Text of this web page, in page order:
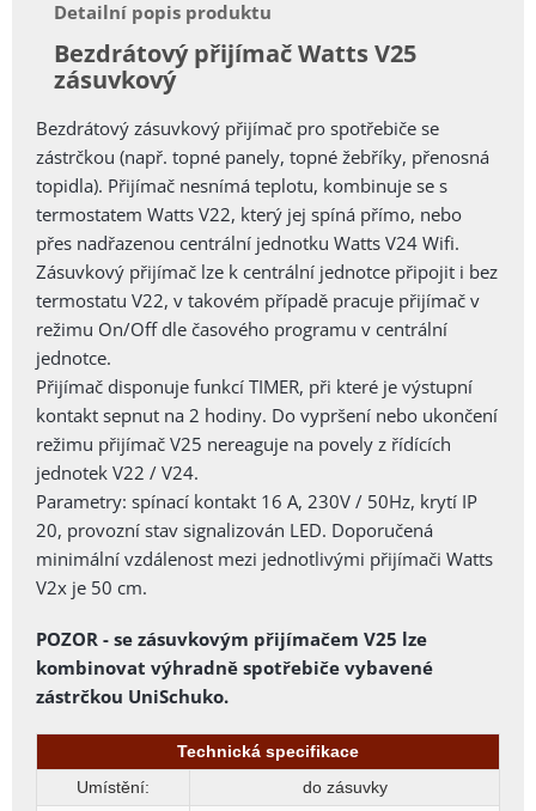
Detailní popis produktu
Bezdrátový přijímač Watts V25
zásuvkový
Bezdrátový zásuvkový přijímač pro spotřebiče se
zástrčkou (např. topné panely, topné žebříky, přenosná
topidla). Přijímač nesnímá teplotu, kombinuje se s
termostatem Watts V22, který jej spíná přímo, nebo
přes nadřazenou centrální jednotku Watts V24 Wifi.
Zásuvkový přijímač lze k centrální jednotce připojit i bez
termostatu V22, v takovém případě pracuje přijímač v
režimu On/Off dle časového programu v centrální
jednotce.
Přijímač disponuje funkcí TIMER, při které je výstupní
kontakt sepnut na 2 hodiny. Do vypršení nebo ukončení
režimu přijímač V25 nereaguje na povely z řídících
jednotek V22 / V24.
Parametry: spínací kontakt 16 A, 230V / 50Hz, krytí IP
20, provozní stav signalizován LED. Doporučená
minimální vzdálenost mezi jednotlivými přijímači Watts
V2x je 50 cm.
POZOR - se zásuvkovým přijímačem V25 lze
kombinovat výhradně spotřebiče vybavené
zástrčkou UniSchuko.
Technická specifikace
Umístění:
do zásuvky